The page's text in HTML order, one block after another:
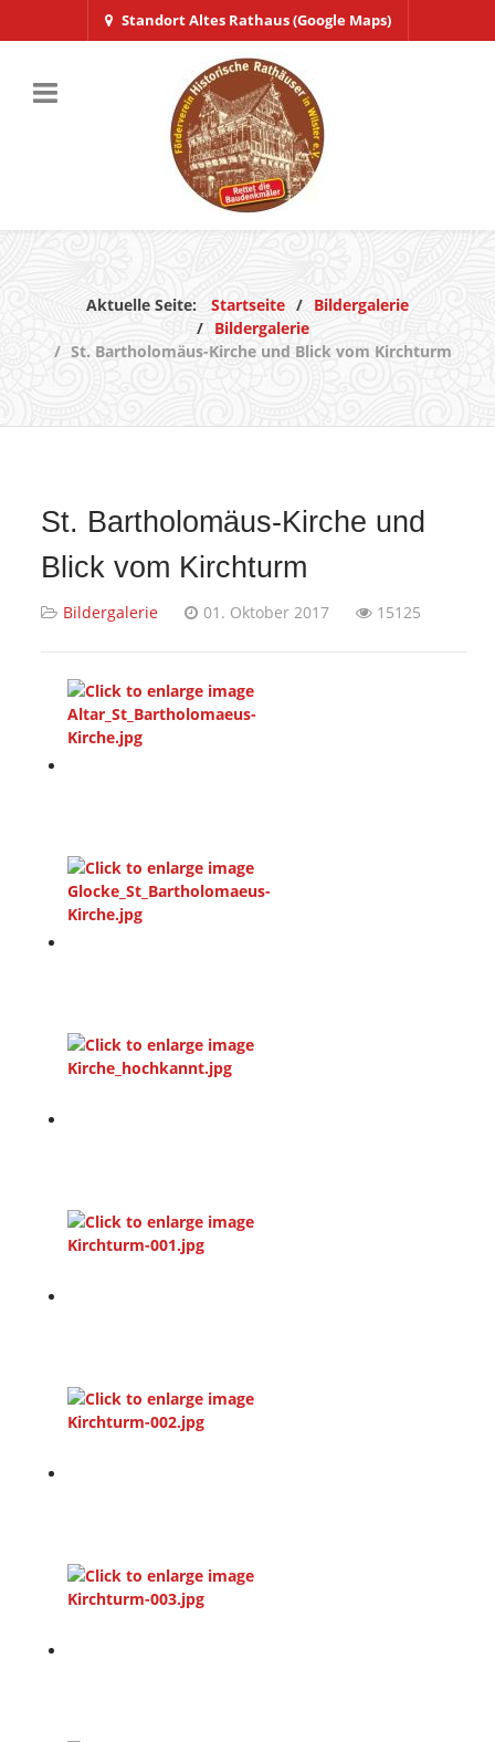
Standort Altes Rathaus (Google Maps)
Aktuelle Seite: Startseite
Bildergalerie
Bildergalerie
St. Bartholomäus-Kirche und Blick vom Kirchturm
St. Bartholomäus-Kirche und
Blick vom Kirchturm
Bildergalerie 01. Oktober 2017 15125